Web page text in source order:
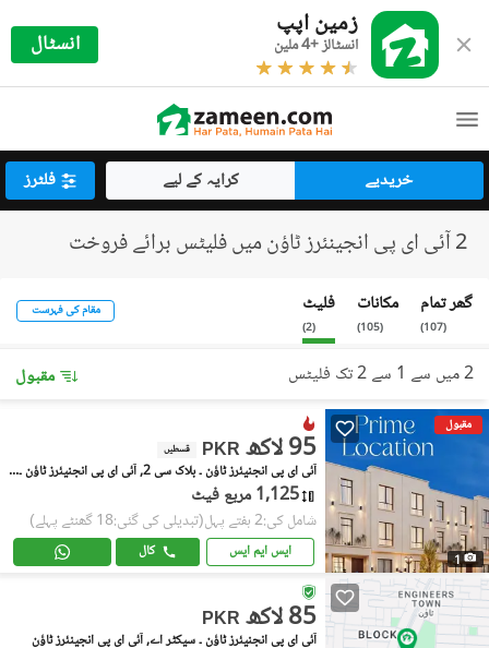
زمین اپپ
انسٹالز +4 ملین انسٹال
خریدیے کرایہ کے لیے فلٹرز
2 آئی ای پی انجینئرز ٹاؤن میں فلیٹس برائے فروخت
گھر تمام
(
107
)
مکانات
(
105
)
فلیٹ
(
2
)
مقام کی فہرست
2 میں سے 1 سے 2 تک فلیٹس مقبول
مقبول
1
PKR 95 لاکھ قسطیں
آئی ای پی انجنیئرز ٹاؤن ۔ بلاک سی 2, آئی ای پی انجنیئرز ٹاؤن ۔ سیکٹر اے
1,125 مربع فیٹ
شامل کی:2 ہفتے پہل (تبدیلی کی گئی:18 گھنٹے پہلے)
ایس ایم ایس کال
PKR 85 لاکھ
آئی ای پی انجنیئرز ٹاؤن ۔ سیکٹر اے, آئی ای پی انجینئرز ٹاؤن